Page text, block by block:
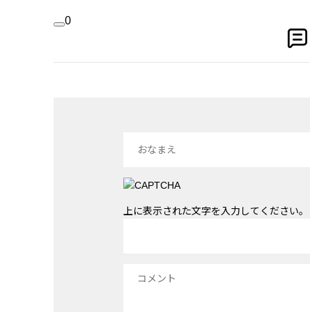
0
上に表示された文字を入力してください。